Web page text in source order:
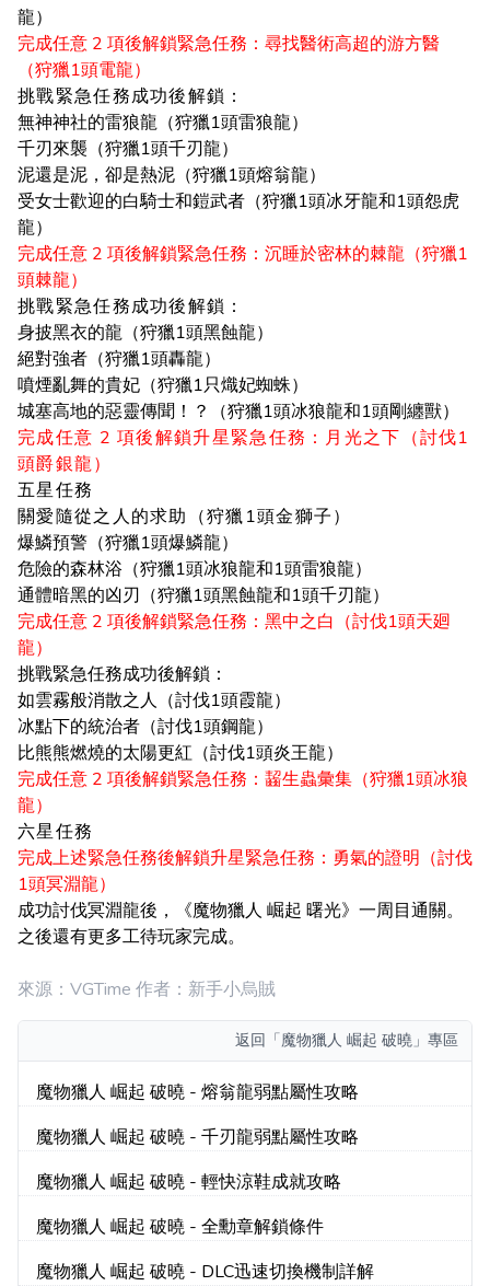
龍）
完成任意 2 項後解鎖緊急任務：尋找醫術高超的游方醫
（狩獵1頭電龍）
挑戰緊急任務成功後解鎖：
無神神社的雷狼龍（狩獵1頭雷狼龍）
千刃來襲（狩獵1頭千刃龍）
泥還是泥，卻是熱泥（狩獵1頭熔翁龍）
受女士歡迎的白騎士和鎧武者（狩獵1頭冰牙龍和1頭怨虎
龍）
完成任意 2 項後解鎖緊急任務：沉睡於密林的棘龍（狩獵1
頭棘龍）
挑戰緊急任務成功後解鎖：
身披黑衣的龍（狩獵1頭黑蝕龍）
絕對強者（狩獵1頭轟龍）
噴煙亂舞的貴妃（狩獵1只熾妃蜘蛛）
城塞高地的惡靈傳聞！？（狩獵1頭冰狼龍和1頭剛纏獸）
完成任意 2 項後解鎖升星緊急任務：月光之下（討伐1
頭爵銀龍）
五星任務
關愛隨從之人的求助（狩獵1頭金獅子）
爆鱗預警（狩獵1頭爆鱗龍）
危險的森林浴（狩獵1頭冰狼龍和1頭雷狼龍）
通體暗黑的凶刃（狩獵1頭黑蝕龍和1頭千刃龍）
完成任意 2 項後解鎖緊急任務：黑中之白（討伐1頭天廻
龍）
挑戰緊急任務成功後解鎖：
如雲霧般消散之人（討伐1頭霞龍）
冰點下的統治者（討伐1頭鋼龍）
比熊熊燃燒的太陽更紅（討伐1頭炎王龍）
完成任意 2 項後解鎖緊急任務：齧生蟲彙集（狩獵1頭冰狼
龍）
六星任務
完成上述緊急任務後解鎖升星緊急任務：勇氣的證明（討伐
1頭冥淵龍）
成功討伐冥淵龍後，《魔物獵人 崛起 曙光》一周目通關。
之後還有更多工待玩家完成。
來源：VGTime 作者：新手小烏賊
返回 「魔物獵人 崛起 破曉」專區
魔物獵人 崛起 破曉 - 熔翁龍弱點屬性攻略
魔物獵人 崛起 破曉 - 千刃龍弱點屬性攻略
魔物獵人 崛起 破曉 - 輕快涼鞋成就攻略
魔物獵人 崛起 破曉 - 全勳章解鎖條件
魔物獵人 崛起 破曉 - DLC迅速切換機制詳解